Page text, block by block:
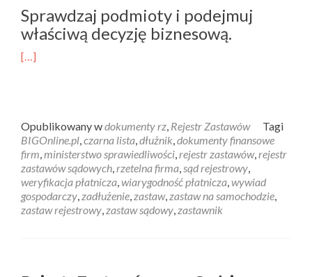
Sprawdzaj podmioty i podejmuj
właściwą decyzję biznesową.
[…]
Opublikowany wdokumenty rz, Rejestr Zastawów
Tagi
BIGOnline.pl,czarna lista,dłużnik,dokumenty finansowe
firm,ministerstwo sprawiedliwości,rejestr zastawów,rejestr
zastawów sądowych,rzetelna firma,sąd rejestrowy,
weryfikacja płatnicza,wiarygodność płatnicza,wywiad
gospodarczy,zadłużenie,zastaw,zastaw na samochodzie,
zastaw rejestrowy,zastaw sądowy,zastawnik